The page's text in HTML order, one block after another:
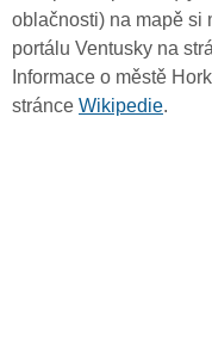
oblačnosti) na mapě si
portálu Ventusky na
Informace o městě
stránce Wikipedie.